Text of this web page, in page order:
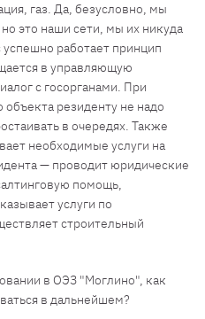
газ. Да, безусловно, мы
это наши сети, мы их никуда
работает принцип
в управляющую
с госорганами. При
резиденту не надо
в очередях. Также
необходимые услуги на
— проводит юридические
помощь,
услуги по
строительный
в ОЭЗ "Моглино", как
в дальнейшем?